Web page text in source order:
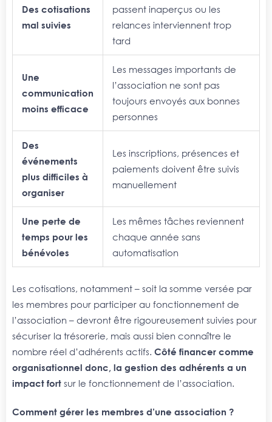
Des cotisations
mal suivies
passent inaperçus ou les
relances interviennent trop
tard
Une
communication
moins efficace
L es messages importants de
l’association ne sont pas
toujours envoyés aux bonnes
personnes
Des
événements
plus difficiles à
organiser
L es inscriptions, présences et
paiements doivent être suivis
manuellement
Une perte de
temps pour les
bénévoles
L es mêmes tâches reviennent
chaque année sans
automatisation
Les cotisations, notamment – soit la somme versée par
les membres pour participer au fonctionnement de
l’association – devront être rigoureusement suivies pour
sécuriser la trésorerie, mais aussi bien connaître le
nombre réel d’adhérents actifs. Côté financer comme
organisationnel donc, la gestion des adhérents a un
impact fort sur le fonctionnement de l’association.
Comment gérer les membres d’une association ?